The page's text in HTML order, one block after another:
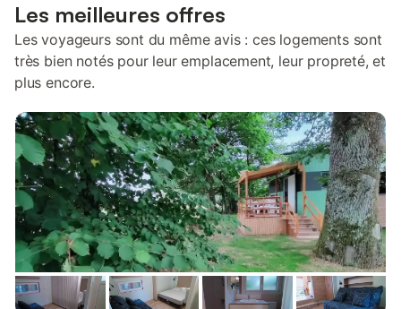
Les meilleures offres
Les voyageurs sont du même avis : ces logements sont
très bien notés pour leur emplacement, leur propreté, et
plus encore.